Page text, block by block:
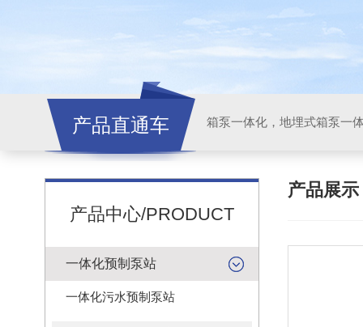
产品直通车
产品中心/PRODUCT
一体化预制泵站
一体化污水预制泵站
产品展示